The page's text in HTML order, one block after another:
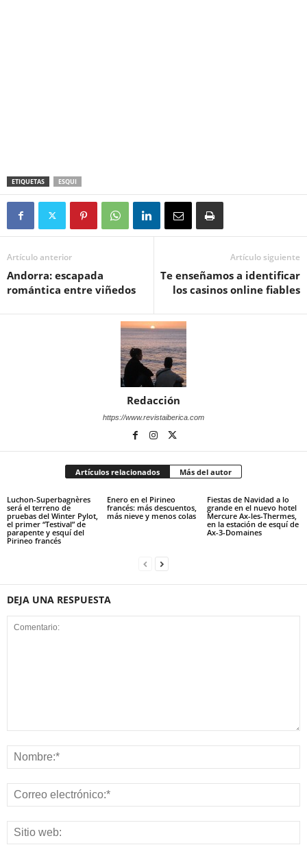
ETIQUETAS ESQUI
Artículo anterior
Andorra: escapada
romántica entre viñedos
Artículo siguiente
Te enseñamos a identificar
los casinos online fiables
Redacción
https://www.revistaiberica.com
Artículos relacionados Más del autor
Luchon-Superbagnères
será el terreno de
pruebas del Winter Pylot,
el primer “Testival” de
parapente y esquí del
Pirineo francés
Enero en el Pirineo
francés: más descuentos,
más nieve y menos colas
Fiestas de Navidad a lo
grande en el nuevo hotel
Mercure Ax-les-Thermes,
en la estación de esquí de
Ax-3-Domaines
DEJA UNA RESPUESTA